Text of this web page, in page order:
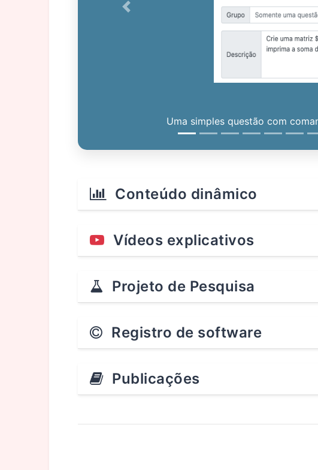
Uma simples questão com
Previous
Conteúdo dinâmico
Vídeos explicativos
Projeto de Pesquisa
Registro de software
Publicações